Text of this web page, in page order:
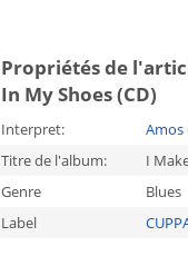
Propriétés de
In My Shoes (CD)
Interpret:
Amos
Titre de l'album:
I
Genre
Blues
Label